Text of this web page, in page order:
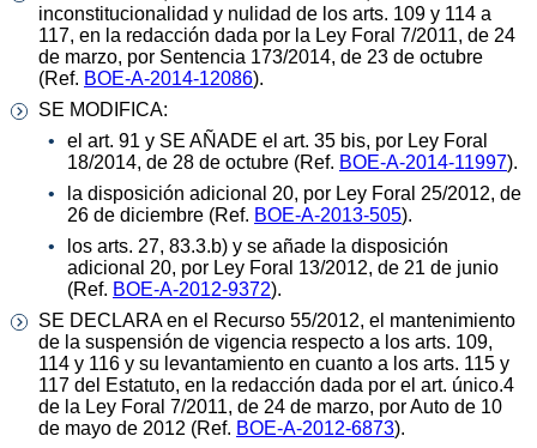
inconstitucionalidad y nulidad de los arts. 109 y 114 a
117, en la redacción dada por la Ley Foral 7/2011, de 24
de marzo, por Sentencia 173/2014, de 23 de octubre
(Ref. BOE-A-2014-12086).
SE MODIFICA:
el art. 91 y SE AÑADE el art. 35 bis, por Ley Foral
18/2014, de 28 de octubre (Ref. BOE-A-2014-11997).
la disposición adicional 20, por Ley Foral 25/2012, de
26 de diciembre (Ref. BOE-A-2013-505).
los arts. 27, 83.3.b) y se añade la disposición
adicional 20, por Ley Foral 13/2012, de 21 de junio
(Ref. BOE-A-2012-9372).
SE DECLARA en el Recurso 55/2012, el mantenimiento
de la suspensión de vigencia respecto a los arts. 109,
114 y 116 y su levantamiento en cuanto a los arts. 115 y
117 del Estatuto, en la redacción dada por el art. único.4
de la Ley Foral 7/2011, de 24 de marzo, por Auto de 10
de mayo de 2012 (Ref. BOE-A-2012-6873).